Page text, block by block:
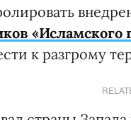
«Исламского
к разгрому